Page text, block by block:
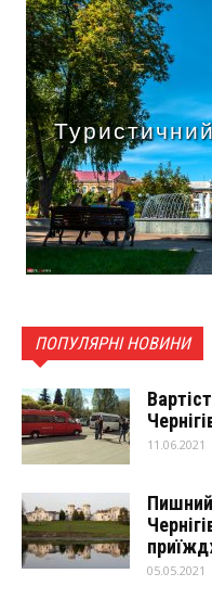
ПОПУЛЯРНІ НОВИНИ
11.06.2021
05.05.2021